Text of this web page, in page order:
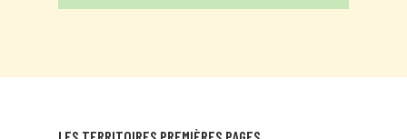
AMBERIEUX EN DOMBES